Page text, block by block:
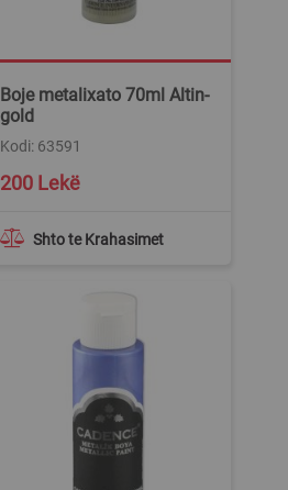
Boje metalixato 70ml Altin-
gold
Kodi: 63591
Shto te Krahasimet
200 Lekë